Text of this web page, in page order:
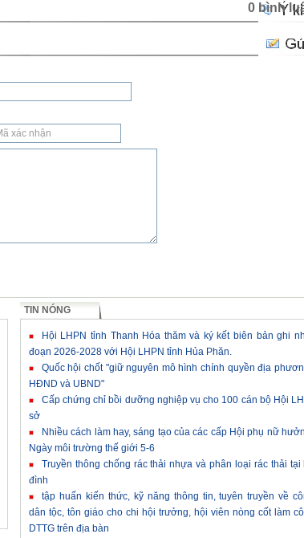
0 bình
TIN NÓNG
Hội LHPN tỉnh Thanh Hóa thăm và ký kết biên bản ghi
đoạn 2026-2028 với Hội LHPN tỉnh Hủa Phăn.
Quốc hội chốt "giữ nguyên mô hình chính quyền địa
HĐND và UBND"
Cấp chứng chỉ bồi dưỡng nghiệp vụ cho 100 cán bộ Hội
sở
Nhiều cách làm hay, sáng tạo của các cấp Hội phụ nữ
Ngày môi trường thế giới 5-6
Truyền thông chống rác thải nhựa và phân loại rác thải tại
đình
tập huấn kiến thức, kỹ năng thông tin, tuyên truyền về
dân tộc, tôn giáo cho chi hội trưởng, hội viên nòng cốt làm
DTTG trên địa bàn